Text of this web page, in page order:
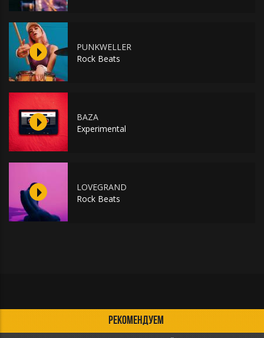
PUNKWELLER
Rock Beats
BAZA
Experimental
LOVEGRAND
Rock Beats
РЕКОМЕНДУЕМ